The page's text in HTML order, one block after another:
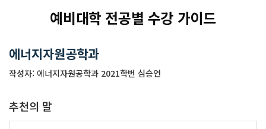
예비대학 전공별 수강 가이드
에너지자원공학과
작성자: 에너지자원공학과 2021학번 심승언
추천의 말